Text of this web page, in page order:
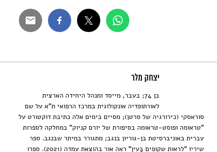
יצחק מלר
בן 74; בעבר, מייסד ומנהל היחידה הארצית
לאורתופדיה אונקולוגית במרכז הרפואי ת"א על שם
סוראסקי (כירורגיה של סרטן); מסיים בימים אלה כתיבת דוקטורט על
"טראומה ופוסט-טראומה בסיפורת של יורם קניוק" במחלקה לספרות
עברית באוניברסיטת בן-גוריון בנגב; מתגורר במיתר שבנגב. ספר
שיריו “לראות שקופים בָּעין” ראה אור בהוצאת עמדה (2021). ספרו